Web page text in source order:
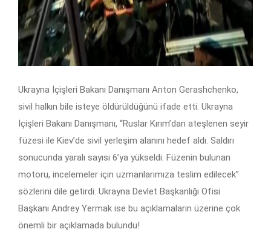
Ukrayna İçişleri Bakanı Danışmanı Anton Gerashchenko,
sivil halkın bile isteye öldürüldüğünü ifade etti. Ukrayna
İçişleri Bakanı Danışmanı, “Ruslar Kırım’dan ateşlenen seyir
füzesi ile Kiev’de sivil yerleşim alanını hedef aldı. Saldırı
sonucunda yaralı sayısı 6’ya yükseldi. Füzenin bulunan
motoru, incelemeler için uzmanlarımıza teslim edilecek”
sözlerini dile getirdi. Ukrayna Devlet Başkanlığı Ofisi
Başkanı Andrey Yermak ise bu açıklamaların üzerine çok
önemli bir açıklamada bulundu!